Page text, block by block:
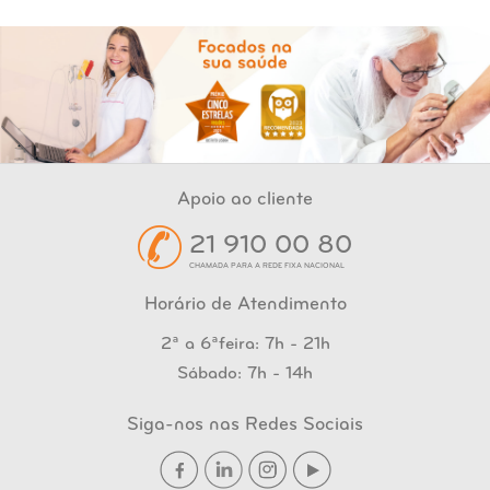
Apoio ao cliente
21 910 00 80
CHAMADA PARA A REDE FIXA NACIONAL
Horário de Atendimento
2ª a 6ªfeira: 7h - 21h
Sábado: 7h - 14h
Siga-nos nas Redes Sociais